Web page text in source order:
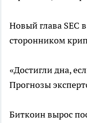
Новый глава SEC
сторонником
«Достигли дна,
Прогнозы
Биткоин вырос